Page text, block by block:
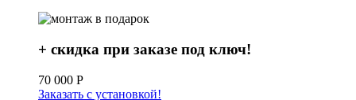
+ скидка при заказе под ключ!
70 000 Р
Заказать с установкой!